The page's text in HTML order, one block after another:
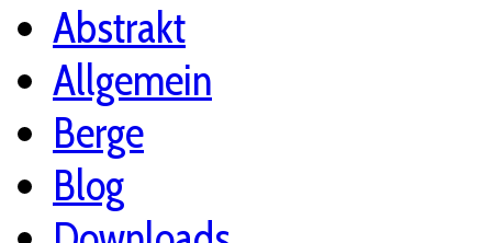
Abstrakt
Allgemein
Berge
Blog